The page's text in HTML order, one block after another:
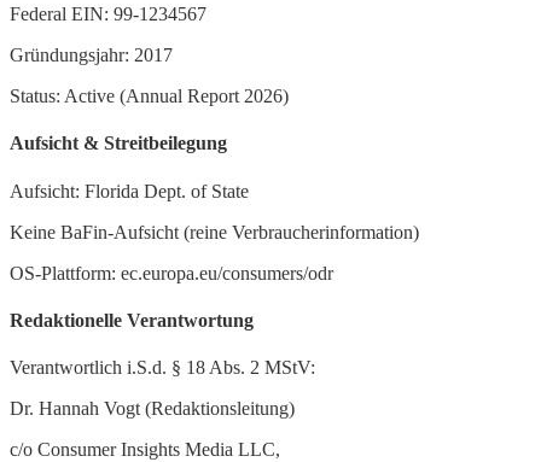
Federal EIN: 99-1234567
Gründungsjahr: 2017
Status: Active (Annual Report 2026)
Aufsicht & Streitbeilegung
Aufsicht: Florida Dept. of State
Keine BaFin-Aufsicht (reine Verbraucherinformation)
OS-Plattform: ec.europa.eu/consumers/odr
Redaktionelle Verantwortung
Verantwortlich i.S.d. § 18 Abs. 2 MStV:
Dr. Hannah Vogt (Redaktionsleitung)
c/o Consumer Insights Media LLC,